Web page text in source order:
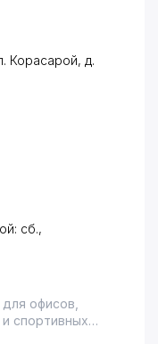
Корасарой, д.
сб.,
офисов,
спортивных